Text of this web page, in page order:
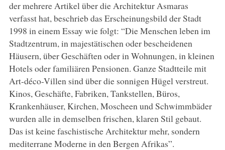
der mehrere Artikel über die Architektur Asmaras
verfasst hat, beschrieb das Erscheinungsbild der Stadt
1998 in einem Essay wie folgt: “Die Menschen leben im
Stadtzentrum, in majestätischen oder bescheidenen
Häusern, über Geschäften oder in Wohnungen, in kleinen
Hotels oder familiären Pensionen. Ganze Stadtteile mit
Art-déco-Villen sind über die sonnigen Hügel verstreut.
Kinos, Geschäfte, Fabriken, Tankstellen, Büros,
Krankenhäuser, Kirchen, Moscheen und Schwimmbäder
wurden alle in demselben frischen, klaren Stil gebaut.
Das ist keine faschistische Architektur mehr, sondern
mediterrane Moderne in den Bergen Afrikas”.